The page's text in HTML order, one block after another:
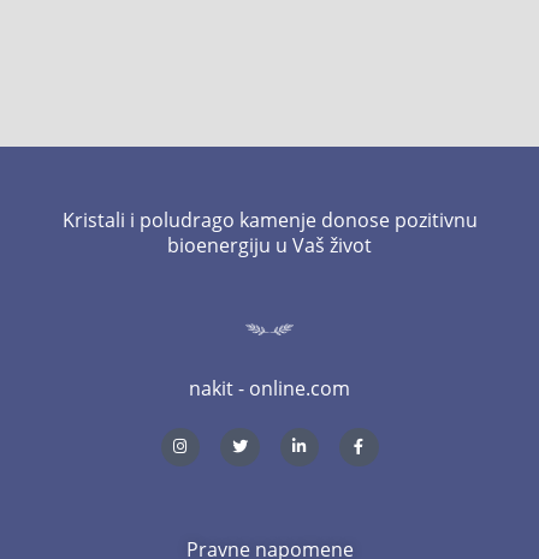
Kristali i poludrago kamenje donose pozitivnu
bioenergiju u Vaš život
nakit - online.com
n
s
t
m
w
i
t
i
n
k
-
a
c
e
Pravne napomene